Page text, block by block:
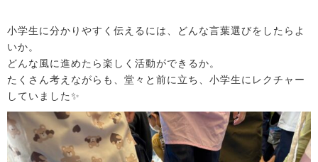
小学生に分かりやすく伝えるには、どんな言葉選びをしたらよ
いか。
どんな風に進めたら楽しく活動ができるか。
たくさん考えながらも、堂々と前に立ち、小学生にレクチャー
していました✨